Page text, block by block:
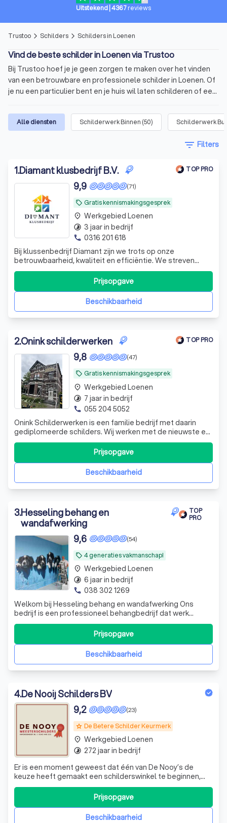
Uitstekend 4367reviews
Trustoo arrow_forward_ios Schilders arrow_forward_ios Schilders in Loenen
Vind de beste schilder in Loenen via Trustoo
Bij Trustoo hoef je je geen zorgen te maken over het vinden
van een betrouwbare en professionele schilder in Loenen. Of
je nu een particulier bent en je huis wil laten schilderen of een
Trustoo biedt een selectie van ervaren schilders in Loenen
die vakkundig werk leveren en betrouwbaar zijn. Of het nu gaat
onze schilders beschikken over de nodige expertise en
Schilder in Loenen inschakelen voor jouw
project
Wat is een schilder? Ontdek de
veelzijdigheid van het vak
Waarom een professionele schilder in
Loenen inhuren?
Welke soorten schilderwerk zijn er?
Ontdek de mogelijkheden
Wat kost een schilder?
Alle diensten Schilderwerk Binnen (50) Schilderwerk
filter_list Filters
1.Diamant klusbedrijf B.V. TOP PRO
local_offer Gratis kennismakingsgesprek
(71)
9,9
Bij klussenbedrijf Diamant zijn we trots op onze
betrouwbaarheid, kwaliteit en efficiëntie. We streven
ernaar om elke klus op tijd en binnen het budget af te
ronden, zonder concessies te doen aan de kwaliteit van
het werk. Voor diensten zoals timmerwerk, schilderwerk,
loodgieterij, elektrische instaBeschikbaarheid
Prijsopgave
place Werkgebied Loenen
timelapse 3 jaar in bedrijf
phone 0316 201 618
2.Onink schilderwerken TOP PRO
local_offer Gratis kennismakingsgesprek
(47)
9,8
Onink Schilderwerken is een familie bedrijf met daarin
gediplomeerde schilders. Wij werken met de nieuwste en
beste producten om zo uw woning het beste resultaat te
Beschikbaarheid
Prijsopgave
place Werkgebied Loenen
timelapse 7 jaar in bedrijf
phone 055 204 5052
3.Hesseling behang en
wandafwerking
TOP
PRO
local_offer 4 generaties vakmanschap!
(54)
9,6
Welkom bij Hesseling behang en wandafwerking Ons
bedrijf is een professioneel behangbedrijf dat werk
verzorgt voor zowel particulieren als bedrijven. Van vader
op zoon, al 4 generaties vakmanschap!
Beschikbaarheid
Prijsopgave
place Werkgebied Loenen
timelapse 6 jaar in bedrijf
phone 038 302 1269
4.De Nooij Schilders BV
grade De Betere Schilder Keurmerk
(23)
9,2
Er is een moment geweest dat één van De Nooy’s de
keuze heeft gemaakt een schilderswinkel te beginnen,
niet wetende wat hij teweeg zou brengen. Vanaf dat ene
moment in 1754 is er veel veranderd binnen het bedrijf en
de markt, maar in ieder geval één ding is hetzelfde
gebleven: schilderen is een vak,
Beschikbaarheid
Prijsopgave
place Werkgebied Loenen
timelapse 272 jaar in bedrijf